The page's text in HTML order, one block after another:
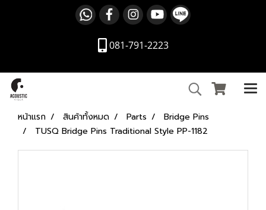
081-791-2223
หน้าแรก สินค้าทั้งหมด Parts
Bridge Pins
TUSQ Bridge Pins Traditional Style PP-1182